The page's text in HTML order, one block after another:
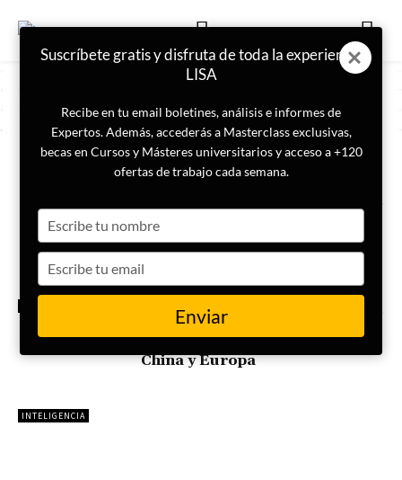
ETIQUETA
Cultura de Inteligencia
Cultura de Inteligencia: activo
estratégico para la Seguridad
Nacional y la competitividad
empresarial
INTELIGENCIA
Similitudes y diferencias de la
China y Europa
Suscríbete gratis y disfruta de toda la experiencia
LISA
Recibe en tu email boletines, análisis e informes de
Expertos. Además, accederás a Masterclass exclusivas,
becas en Cursos y Másteres universitarios y acceso a +120
ofertas de trabajo cada semana.
your
name
your
email
Enviar